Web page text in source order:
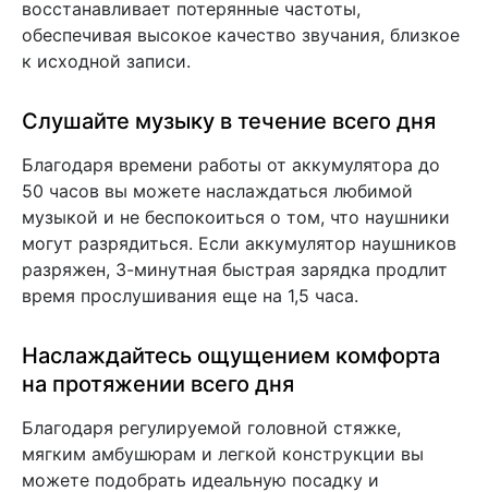
восстанавливает потерянные частоты,
обеспечивая высокое качество звучания, близкое
к исходной записи.
Слушайте музыку в течение всего дня
Благодаря времени работы от аккумулятора до
50 часов вы можете наслаждаться любимой
музыкой и не беспокоиться о том, что наушники
могут разрядиться. Если аккумулятор наушников
разряжен, 3-минутная быстрая зарядка продлит
время прослушивания еще на 1,5 часа.
Наслаждайтесь ощущением комфорта
на протяжении всего дня
Благодаря регулируемой головной стяжке,
мягким амбушюрам и легкой конструкции вы
можете подобрать идеальную посадку и